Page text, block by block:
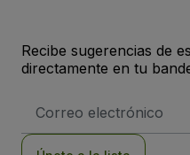
Recibe sugerencias de
directamente en tu
de